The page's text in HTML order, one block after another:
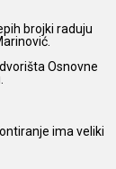
brojki raduju
Osnovne
ima veliki